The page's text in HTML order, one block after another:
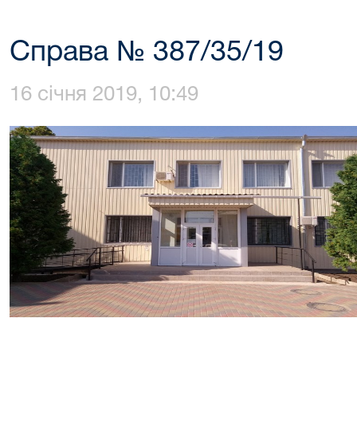
Справа № 387/35/19
16 січня 2019, 10:49